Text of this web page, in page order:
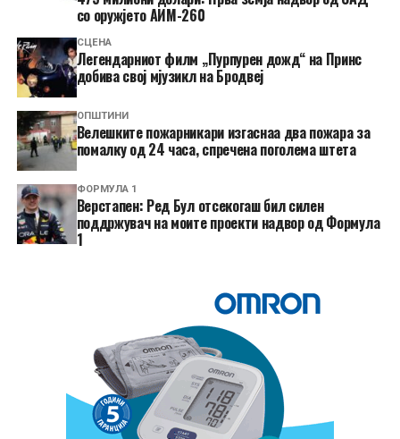
со оружјето АИМ-260
СЦЕНА
Легендарниот филм „Пурпурен дожд“ на Принс
добива свој мјузикл на Бродвеј
ОПШТИНИ
Велешките пожарникари изгаснаа два пожара за
помалку од 24 часа, спречена поголема штета
ФОРМУЛА 1
Верстапен: Ред Бул отсекогаш бил силен
поддржувач на моите проекти надвор од Формула
1